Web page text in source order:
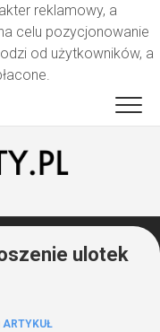
reklamowy, a
celu pozycjonowanie
od użytkowników, a
ulotek
ARTYKUŁ